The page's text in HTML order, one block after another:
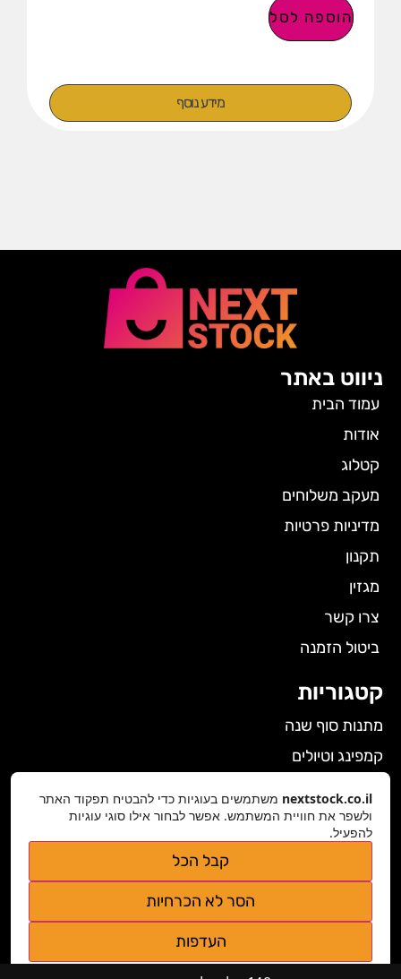
הוספה לסל
מידע נוסף
ניווט באתר
עמוד הבית
אודות
קטלוג
מעקב משלוחים
מדיניות פרטיות
תקנון
מגזין
צרו קשר
ביטול הזמנה
קטגוריות
מתנות סוף שנה
קמפינג וטיולים
גאדג'טים
nextstock.co.il@gmail.com
נגישות אתר
nextstock.co.il משתמשים בעוגיות כדי להבטיח תפקוד האתר
ולשפר את חוויית המשתמש. אפשר לבחור אילו סוגי עוגיות
להפעיל.
קבל הכל
הסר לא הכרחיות
העדפות